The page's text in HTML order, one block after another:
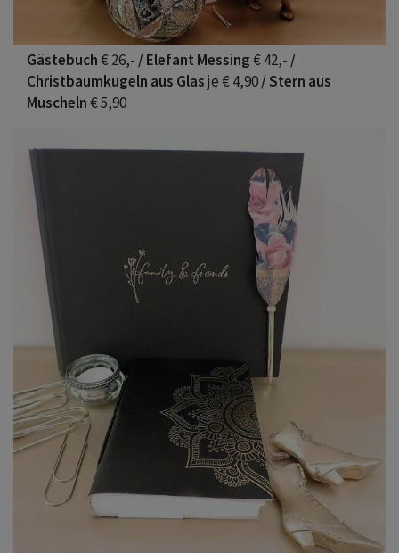
Gästebuch€ 26,- / Elefant Messing€ 42,- /
Christbaumkugeln aus Glasje € 4,90/ Stern aus
Muscheln€ 5,90